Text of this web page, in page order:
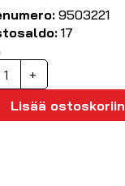
9503221
17
+
Lisää ostoskoriin